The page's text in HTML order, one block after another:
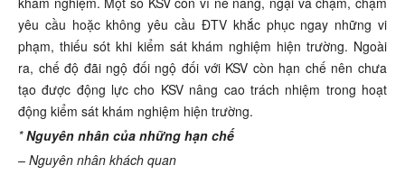
yêu cầu hoặc không yêu cầu ĐTV khắc phục ngay những vi
phạm, thiếu sót khi kiểm sát khám nghiệm hiện trường. Ngoài
ra, chế độ đãi ngộ đối ngộ đối với KSV còn hạn chế nên chưa
tạo được động lực cho KSV nâng cao trách nhiệm trong hoạt
động kiểm sát khám nghiệm hiện trường.
* Nguyên nhân của những hạn chế
– Nguyên nhân khách quan